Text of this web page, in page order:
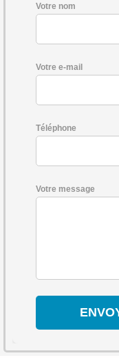
Votre nom
Votre e-mail
Téléphone
Votre message